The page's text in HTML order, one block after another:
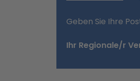
Geben Sie Ihre
Ihr Regionale/r